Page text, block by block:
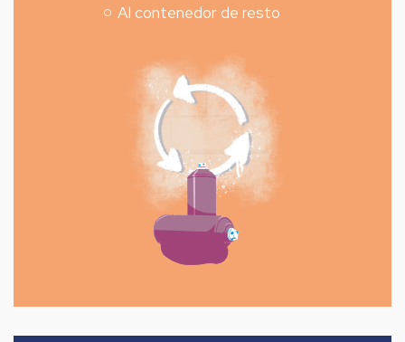
Al contenedor de resto